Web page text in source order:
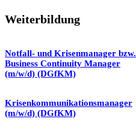
Weiterbildung
Notfall- und Krisenmanager bzw.
Business Continuity Manager
(m/w/d) (DGfKM)
Krisenkommunikationsmanager
(m/w/d) (DGfKM)